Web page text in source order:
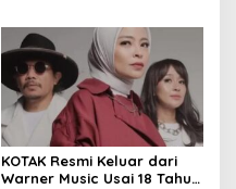
KOTAK Resmi Keluar dari
Warner Music Usai 18 Tahun